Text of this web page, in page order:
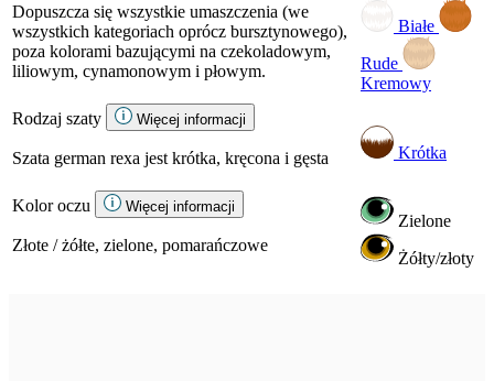
Dopuszcza się wszystkie umaszczenia (we
wszystkich kategoriach oprócz bursztynowego),
poza kolorami bazującymi na czekoladowym,
liliowym, cynamonowym i płowym.
Białe
Rude
Kremowy
Rodzaj szaty
Więcej informacji
Szata german rexa jest krótka, kręcona i gęsta Krótka
Kolor oczu Więcej informacji
Złote / żółte, zielone, pomarańczowe
Zielone
Żółty/złoty